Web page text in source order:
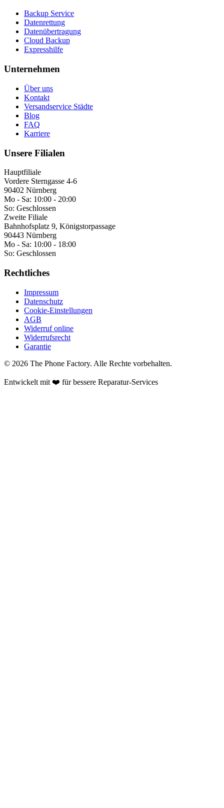
Backup Service
Datenrettung
Datenübertragung
Cloud Backup
Expresshilfe
Unternehmen
Über uns
Kontakt
Versandservice Städte
Blog
FAQ
Karriere
Unsere Filialen
Hauptfiliale
Vordere Sterngasse 4-6
90402 Nürnberg
Mo - Sa: 10:00 - 20:00
So: Geschlossen
Zweite Filiale
Bahnhofsplatz 9, Königstorpassage
90443 Nürnberg
Mo - Sa: 10:00 - 18:00
So: Geschlossen
Rechtliches
Impressum
Datenschutz
Cookie-Einstellungen
AGB
Widerruf online
Widerrufsrecht
Garantie
© 2026 The Phone Factory. Alle Rechte vorbehalten.
Entwickelt mit ❤️ für bessere Reparatur-Services